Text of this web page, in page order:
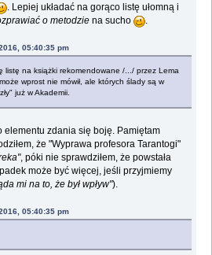
. Lepiej układać na gorąco listę ułomną i
o metodzie na sucho .
05:40:35 pm
listę na książki rekomendowane /.../ przez Lema
wprost nie mówił, ale których ślady są w
już w Akademii.
elementu zdania się boję. Pamiętam
że "Wyprawa profesora Tarantogi"
, póki nie sprawdziłem, że powstała
może być więcej, jeśli przyjmiemy
mi na to, że był wpływ").
05:40:35 pm